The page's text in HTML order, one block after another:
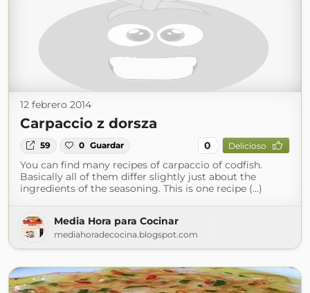
12 febrero 2014
Carpaccio z dorsza
59 0 Guardar 0 Delicioso
You can find many recipes of carpaccio of codfish.
Basically all of them differ slightly just about the
ingredients of the seasoning. This is one recipe (...)
Media Hora para Cocinar
mediahoradecocina.blogspot.com